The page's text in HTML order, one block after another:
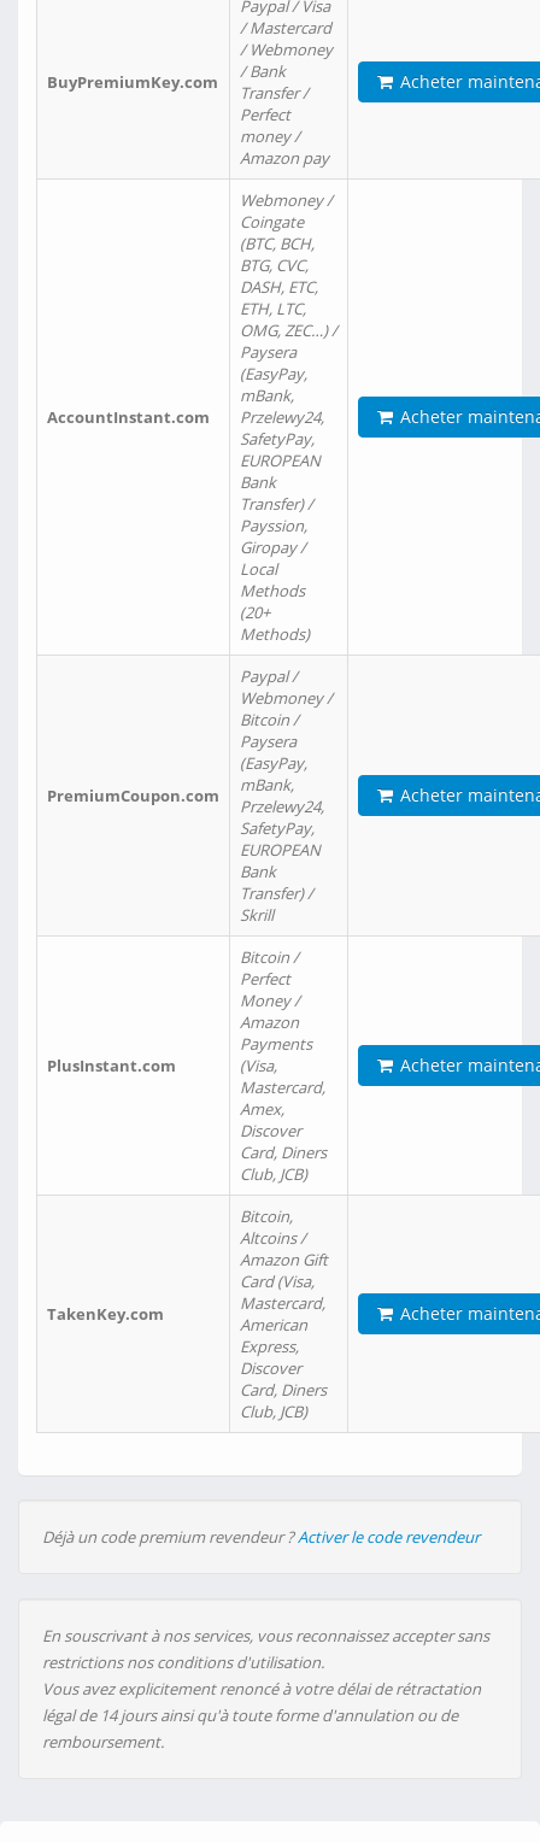
BuyPremiumKey.com
Paypal / Visa
/ Mastercard
/ Webmoney
/ Bank
Transfer /
Perfect
money /
Amazon pay
Acheter
AccountInstant.com
Webmoney /
Coingate
(BTC, BCH,
BTG, CVC,
DASH, ETC,
ETH, LTC,
OMG, ZEC…) /
Paysera
(EasyPay,
mBank,
Przelewy24,
SafetyPay,
EUROPEAN
Bank
Transfer) /
Payssion,
Giropay /
Local
Methods
(20+
Methods)
Acheter
PremiumCoupon.com
Paypal /
Webmoney /
Bitcoin /
Paysera
(EasyPay,
mBank,
Przelewy24,
SafetyPay,
EUROPEAN
Bank
Transfer) /
Skrill
Acheter
PlusInstant.com
Bitcoin /
Perfect
Money /
Amazon
Payments
(Visa,
Mastercard,
Amex,
Discover
Card, Diners
Club, JCB)
Acheter
TakenKey.com
Bitcoin,
Altcoins /
Amazon Gift
Card (Visa,
Mastercard,
American
Express,
Discover
Card, Diners
Club, JCB)
Acheter
Déjà un code premium revendeur ?Activer le code revendeur
En souscrivant à nos services, vous reconnaissez accepter sans
restrictions nos conditions d'utilisation.
Vous avez explicitement renoncé à votre délai de rétractation
légal de 14 jours ainsi qu'à toute forme d'annulation ou de
remboursement.